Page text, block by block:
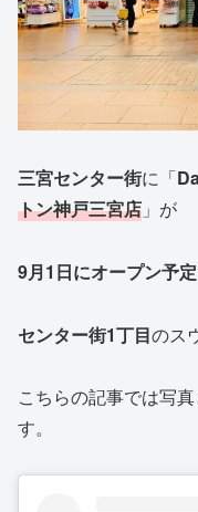
三宮センター街に「
トン神戸三宮店 」が
9月1日にオープン予定
センター街1丁目のス
こちらの記事では写
す。